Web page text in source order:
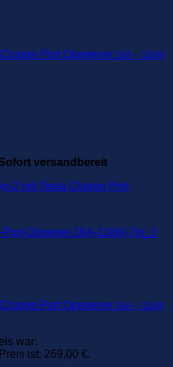
Port Openener 16A – 11kW
versandbereit
Port Openener 16A – 11kW
war:
ist: 269,00 €.